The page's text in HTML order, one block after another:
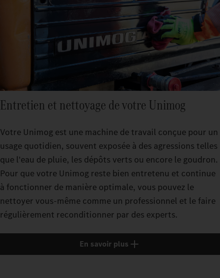
Entretien et nettoyage de votre Unimog
Votre Unimog est une machine de travail conçue pour un
usage quotidien, souvent exposée à des agressions telles
que l'eau de pluie, les dépôts verts ou encore le goudron.
Pour que votre Unimog reste bien entretenu et continue
à fonctionner de manière optimale, vous pouvez le
nettoyer vous-même comme un professionnel et le faire
régulièrement reconditionner par des experts.
En savoir plus